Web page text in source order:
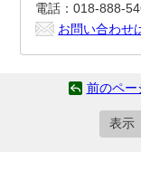
電話：018-888-
お問い合わせ
前のペー
表示